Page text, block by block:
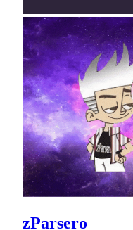
zParsero